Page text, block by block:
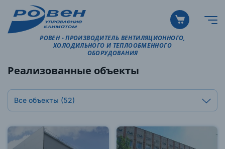
РОВЕН - ПРОИЗВОДИТЕЛЬ ВЕНТИЛЯЦИОННОГО,
ХОЛОДИЛЬНОГО И ТЕПЛООБМЕННОГО
ОБОРУДОВАНИЯ
Реализованные объекты
Все объекты (52)